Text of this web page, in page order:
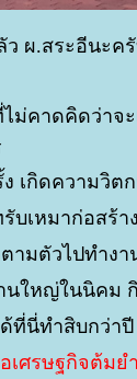
ว ผ.สระอีนะค
ม่คาดคิดว่า
เกิดความวิ
บเหมาก่อสร้าง
มตัวไปทำงา
ใหญ่ในนิคม
ที่นี่ทำสิบกว่าปี
เศรษฐกิจต้มย